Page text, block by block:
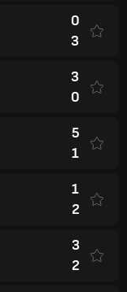
0
3
3
0
5
1
1
2
3
2